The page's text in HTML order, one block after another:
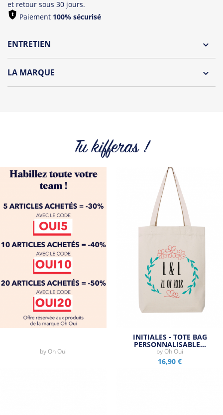
et retour sous 30 jours.
Paiement 100% sécurisé
ENTRETIEN
LA MARQUE
Tous les produits de la marque
Tu kifferas !
by Oh Oui
INITIALES - TOTE BAG
PERSONNALISABLE…
by Oh Oui
16,90 €